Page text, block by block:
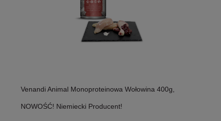
Venandi Animal Monoproteinowa Wołowina 400g,
NOWOŚĆ! Niemiecki Producent!